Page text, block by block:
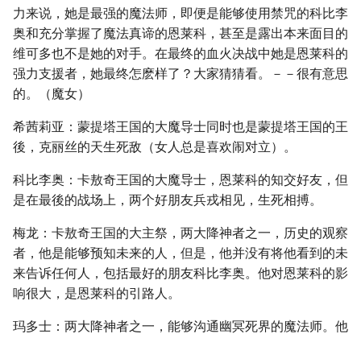
力来说，她是最强的魔法师，即便是能够使用禁咒的科比李
奥和充分掌握了魔法真谛的恩莱科，甚至是露出本来面目的
维可多也不是她的对手。在最终的血火决战中她是恩莱科的
强力支援者，她最终怎麽样了？大家猜猜看。－－很有意思
的。（魔女）
希茜莉亚：蒙提塔王国的大魔导士同时也是蒙提塔王国的王
後，克丽丝的天生死敌（女人总是喜欢闹对立）。
科比李奥：卡敖奇王国的大魔导士，恩莱科的知交好友，但
是在最後的战场上，两个好朋友兵戎相见，生死相搏。
梅龙：卡敖奇王国的大主祭，两大降神者之一，历史的观察
者，他是能够预知未来的人，但是，他并没有将他看到的未
来告诉任何人，包括最好的朋友科比李奥。他对恩莱科的影
响很大，是恩莱科的引路人。
玛多士：两大降神者之一，能够沟通幽冥死界的魔法师。他